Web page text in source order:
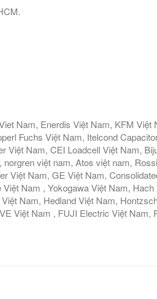
Nam, Enerdis Việt Nam, KFM Việt
Fuchs Việt Nam, Itelcond
Việt Nam, CEI Loadcell Việt Nam,
việt nam, Atos việt nam,
Việt Nam, GE Việt Nam,
Nam , Yokogawa Việt Nam, Hach
Nam, Hedland Việt Nam,
Việt Nam , FUJI Electric Việt Nam,